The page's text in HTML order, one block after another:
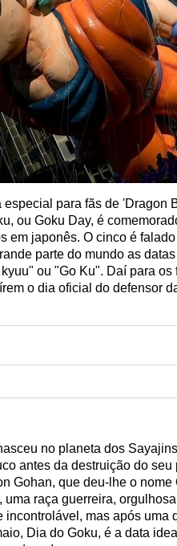
especial para fãs de 'Dragon
ou Goku Day, é
em japonês. O cinco é
parte do mundo as
ou "Go Ku". Daí para os
o dia oficial do defensor
no planeta dos
antes da destruição do seu
Gohan, que deu-lhe o nome
uma raça guerreira,
incontrolável, mas após uma
Dia do Goku, é a data